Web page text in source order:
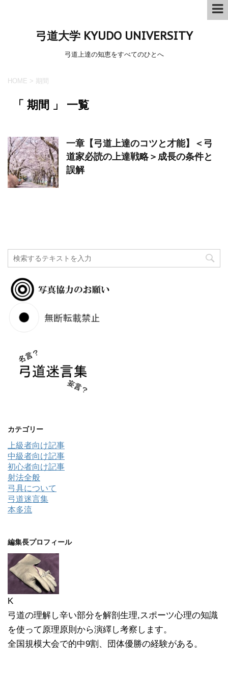
弓道大学 KYUDO UNIVERSITY
弓道上達の知恵をすべてのひとへ
HOME > 期間
「 期間 」 一覧
一章【弓道上達のコツと才能】＜弓
道家必読の上達戦略＞成長の条件と
誤解
カテゴリー
上級者向け記事
中級者向け記事
初心者向け記事
射法全般
弓具について
弓道迷言集
本多流
編集長プロフィール
K
弓道の理解し辛い部分を解剖生理,スポーツ心理の知識
を使って原理原則から演繹し考察します。
全国規模大会で的中9割、団体優勝の経験がある。